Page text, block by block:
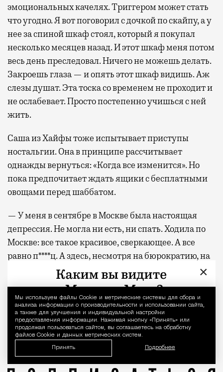
эмоциональных качелях. Триггером может стать
что угодно. Я вот поговорил с дочкой по скайпу, а у
нее за спиной шкаф стоял, который я покупал
несколько месяцев назад. И этот шкаф меня потом
весь день преследовал. Ничего не можешь делать.
Закроешь глаза — и опять этот шкаф видишь. Аж
слезы душат. Эта тоска со временем не проходит и
не ослабевает. Просто постепенно учишься с ней
жить.
Саша из Хайфы тоже испытывает приступы
ностальгии. Она в принципе рассчитывает
однажды вернуться: «Когда все изменится». Но
пока предпочитает ждать ящики с бесплатными
овощами перед шаббатом.
— У меня в сентябре в Москве была настоящая
депрессия. Не могла ни есть, ни спать. Ходила по
Москве: все такое красивое, сверкающее. А все
равно п****ц. А здесь, несмотря на бюрократию, на
бардак с этими очередями, на цены, я понимаю,
как жить. Хочется домой, конечно. Но мне пока
спокойнее здесь, а не там.
С февраля по начало
репатриация в Израиль
Уведомление
Мы используем файлы Сookie и метрические системы для сбора и
анализа информации о производительности и использовании сайта,
а также для улучшения и индивидуальной настройки
предоставления информации. Нажимая кнопку «Принять» или
продолжая пользоваться сайтом, вы соглашаетесь на обработку
файлов Cookie и данных метрических систем.
Принять Подробнее
×